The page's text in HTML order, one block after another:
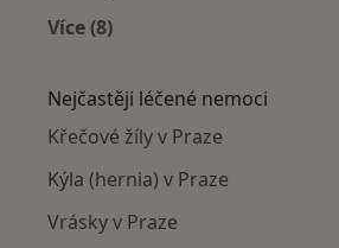
Více (8)
Nejčastěji léčené nemoci
Křečové žíly v Praze
Kýla (hernia) v Praze
Vrásky v Praze